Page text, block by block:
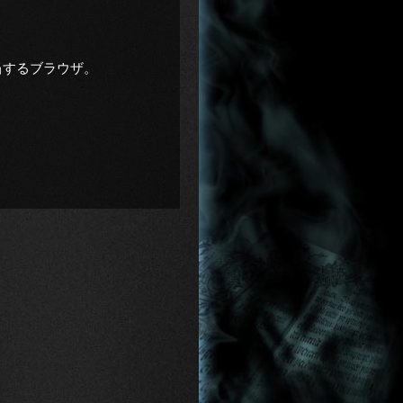
るブラウザ。